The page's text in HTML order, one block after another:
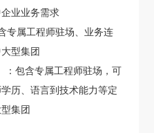
业业务需求
专属工程师驻场、业务连
型集团
：包含专属工程师驻场，可
历、语言到技术能力等定
集团